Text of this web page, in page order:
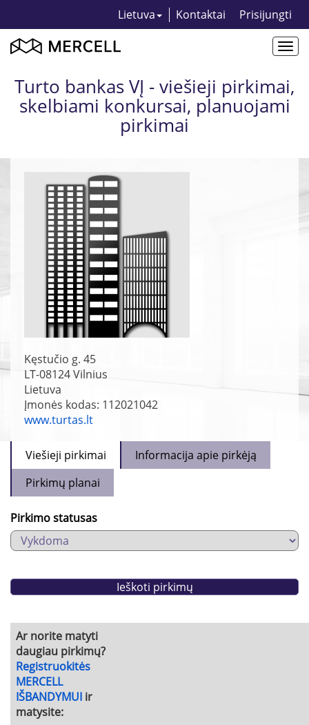
Lietuva Kontaktai Prisijungti
Turto bankas VĮ - viešieji pirkimai,
skelbiami konkursai, planuojami
pirkimai
Kęstučio g. 45
LT-08124Vilnius
Lietuva
Įmonės kodas: 112021042
www.turtas.lt
Viešieji pirkimai
Informacija apie pirkėją
Pirkimų planai
Pirkimo statusas
Ar norite matyti
daugiau pirkimų?
Registruokitės
MERCELL
IŠBANDYMUI ir
matysite: